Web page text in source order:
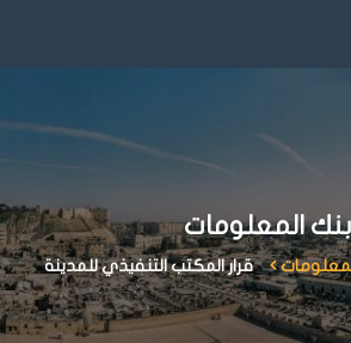
بنك المعلومات
قرار المكتب التنفيذي للمدينة